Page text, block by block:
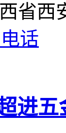
省西
话
进五